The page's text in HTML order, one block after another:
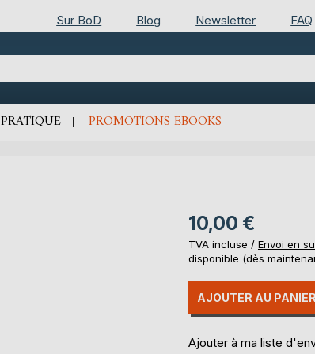
Sur BoD Blog Newsletter FAQ
PRATIQUE PROMOTIONS EBOOKS
10,00 €
TVA incluse / Envoi en
disponible (dès
AJOUTER AU PANIER
Ajouter à ma liste